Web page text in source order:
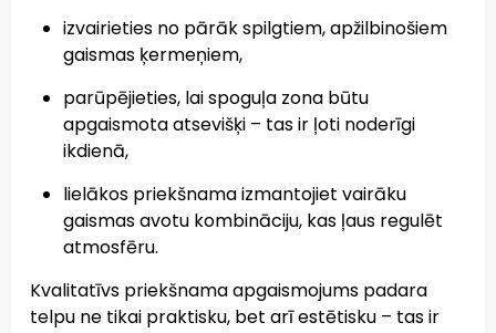
izvairieties no pārāk spilgtiem, apžilbinošiem
gaismas ķermeņiem,
parūpējieties, lai spoguļa zona būtu
apgaismota atsevišķi – tas ir ļoti noderīgi
ikdienā,
lielākos priekšnama izmantojiet vairāku
gaismas avotu kombināciju, kas ļaus regulēt
atmosfēru.
Kvalitatīvs priekšnama apgaismojums padara
telpu ne tikai praktisku, bet arī estētisku – tas ir